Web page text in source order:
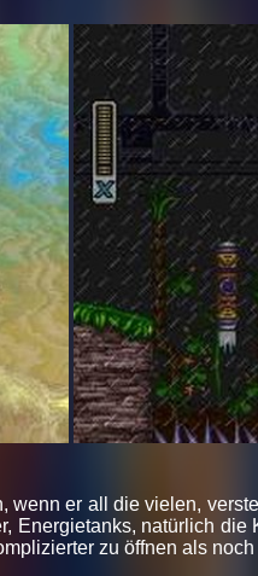
er all die vielen,
Energietanks, natürlich
zu öffnen als noch